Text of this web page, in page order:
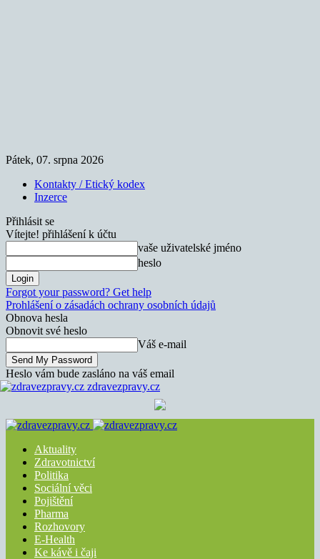
Pátek, 07. srpna 2026
Kontakty / Etický kodex
Inzerce
Přihlásit se
Vítejte! přihlášení k účtu
vaše uživatelské jméno
heslo
Forgot your password? Get help
Prohlášení o zásadách ochrany osobních údajů
Obnova hesla
Obnovit své heslo
Váš e-mail
Heslo vám bude zasláno na váš email
zdravezpravy.cz
Aktuality
Zdravotnictví
Politika
Sociální věci
Pojištění
Pharma
Rozhovory
E-Health
Ke kávě i čaji